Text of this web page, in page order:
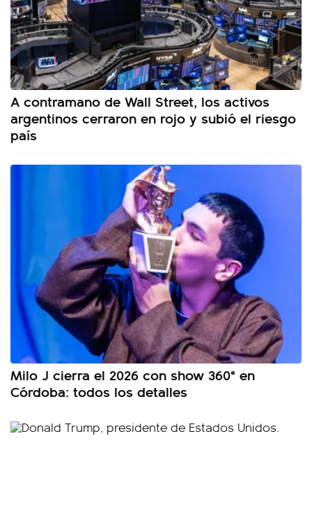
A contramano de Wall Street, los activos
argentinos cerraron en rojo y subió el riesgo
país
Milo J cierra el 2026 con show 360° en
Córdoba: todos los detalles